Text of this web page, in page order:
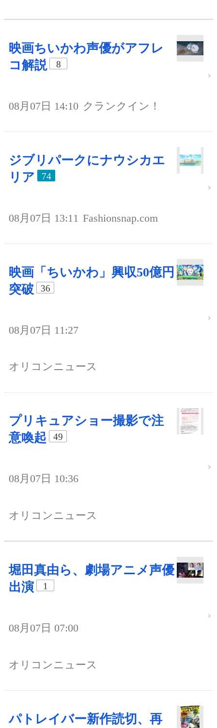
映画ちいかわ声優がアフレ
コ解説
8
08月07日 14:10 クランクイン！
ジブリパークにナウシカエ
リア
74
08月07日 13:11 Fashionsnap.com
映画「ちいかわ」興収50億円
突破
36
08月07日 11:27
オリコンニュース
プリキュアショー撮影で注
意喚起
49
08月07日 10:36
オリコンニュース
堀田真由ら、劇場アニメ声優
出演
1
08月07日 07:00
オリコンニュース
パトレイバー新作読切、再